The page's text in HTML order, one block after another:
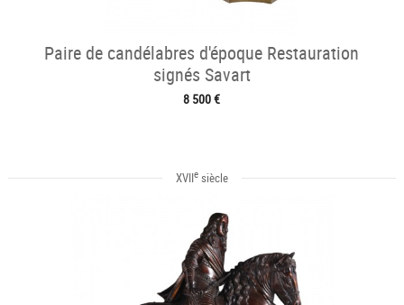
Paire de candélabres d'époque Restauration
signés Savart
8 500 €
XVIIesiècle